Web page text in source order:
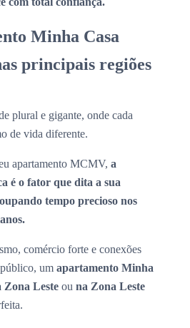
Minha Casa
principais regiões
plural e gigante, onde cada
de vida diferente.
apartamento MCMV, a
é o fator que dita a sua
tempo precioso nos
comércio forte e conexões
um apartamento Minha
Zona Leste ou na Zona Leste